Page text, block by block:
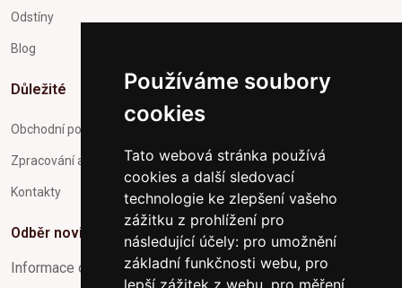
Používáme soubory
cookies
Tato webová stránka používá
cookies a další sledovací
technologie ke zlepšení vašeho
zážitku z prohlížení pro
následující účely: pro umožnění
základní funkčnosti webu, pro
lepší zážitek z webu pro měření
Odstíny
Blog
Důležité
Obchodní podmínky
Zpracování a ochrana osobních údajů
Kontakty
Odběr novinek
Informace o Novinkách a užitečné rady max. 1x za týden